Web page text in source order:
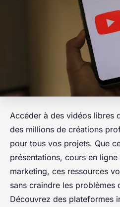
Accéder à des vidéos libres
des millions de créations
pour tous vos projets. Que
présentations, cours en
marketing, ces ressources
sans craindre les problèmes
Découvrez des plateformes